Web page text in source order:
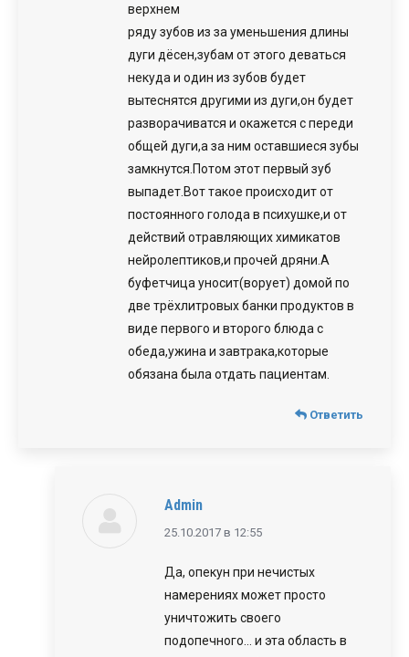
верхнем
ряду зубов из за уменьшения длины
дуги дёсен,зубам от этого деваться
некуда и один из зубов будет
вытеснятся другими из дуги,он будет
разворачиватся и окажется с переди
общей дуги,а за ним оставшиеся зубы
замкнутся.Потом этот первый зуб
выпадет.Вот такое происходит от
постоянного голода в психушке,и от
действий отравляющих химикатов
нейролептиков,и прочей дряни.А
буфетчица уносит(ворует) домой по
две трёхлитровых банки продуктов в
виде первого и второго блюда с
обеда,ужина и завтрака,которые
обязана была отдать пациентам.
Ответить
Admin
говорит:
25.10.2017 в 12:55
Да, опекун при нечистых
намерениях может просто
уничтожить своего
подопечного… и эта область в